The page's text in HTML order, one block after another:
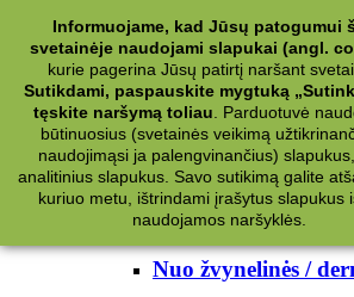
Kategorijos
Kosmetika
Kūno priežiūrai
Nuo prakaito
Kūno prausikliai
Nuo žvynelinės /
Informuojame, kad Jūsų patogumui
svetainėje naudojami slapukai (angl.
kurie pagerina Jūsų patirtį naršant
Sutikdami, paspauskite mygtuką
tęskite naršymą toliau
Parduotuvė
būtinuosius (svetainės veikimą
naudojimąsi ja palengvinančius)
analitinius slapukus. Savo sutikimą galite
kuriuo metu, ištrindami įrašytus slapukus
naudojamos naršyklės.